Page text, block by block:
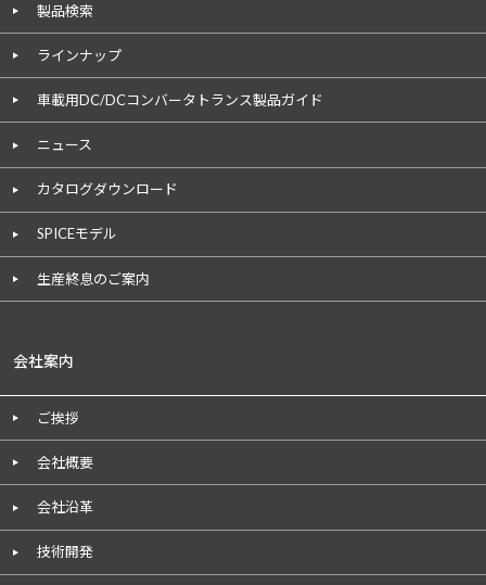
製品検索
ラインナップ
車載用DC/DCコンバータトランス製品ガイド
ニュース
カタログダウンロード
SPICEモデル
生産終息のご案内
会社案内
ご挨拶
会社概要
会社沿革
技術開発